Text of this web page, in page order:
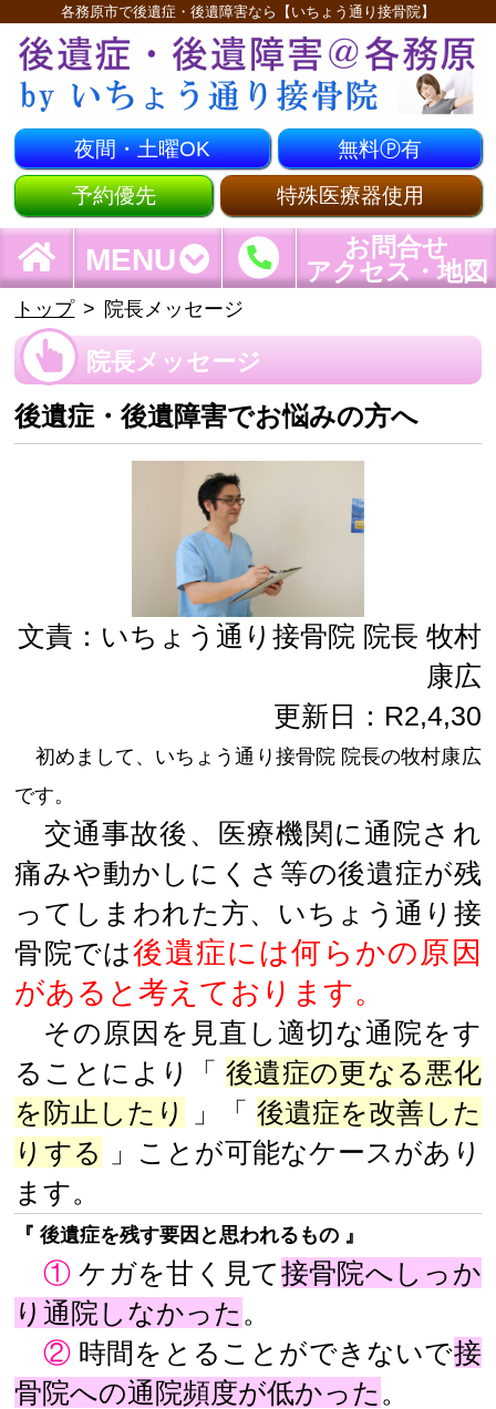
各務原市で後遺症・後遺障害なら【いちょう通り接骨院】
夜間・土曜OK 無料Ⓟ有
予約優先 特殊医療器使用
MENU
お問合せ
アクセス・地図
トップ 院長メッセージ
院長メッセージ
後遺症・後遺障害でお悩みの方へ
文責：いちょう通り接骨院 院長 牧村
康広
更新日：R2,4,30
初めまして、いちょう通り接骨院 院長の牧村康広
です。
交通事故後、医療機関に通院され
痛みや動かしにくさ等の後遺症が残
ってしまわれた方、いちょう通り接
骨院では後遺症には何らかの原因
があると考えております。
その原因を見直し適切な通院をす
ることにより「 後遺症の更なる悪化
を防止したり
」「 後遺症を改善した
りする
」ことが可能なケースがあり
ます。
『 後遺症を残す要因と思われるもの 』
①ケガを甘く見て接骨院へしっか
り通院しなかった 。
②時間をとることができないで接
骨院への通院頻度が低かった 。